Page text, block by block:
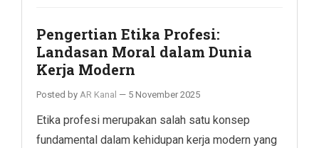
Pengertian Etika Profesi:
Landasan Moral dalam Dunia
Kerja Modern
Posted by AR Kanal — 5 November 2025
Etika profesi merupakan salah satu konsep
fundamental dalam kehidupan kerja modern yang